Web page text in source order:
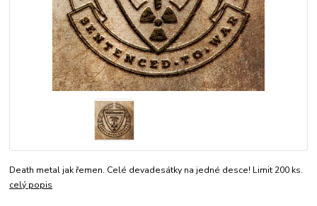
Death metal jak řemen. Celé devadesátky na jedné desce! Limit 200 ks.
celý popis